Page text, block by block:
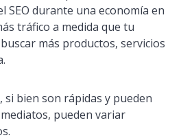
SEO durante una economí­a en
tráfico a medida que tu
más productos, servicios
si bien son rápidas y pueden
pueden variar